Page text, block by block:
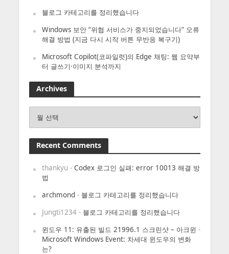
블로그 카테고리를 정리했습니다
Windows 보안 “위협 서비스가 중지되었습니다” 오류
해결 방법 (지금 다시 시작 버튼 무반응 복구기)
Microsoft Copilot(코파일럿)의 Edge 채팅: 웹 요약부
터 글쓰기·이미지 분석까지
Archives
Recent Comments
thankyu - Codex 로그인 실패: error 10013 해결 방
법
archmond- 블로그 카테고리를 정리했습니다
Jungti1234- 블로그 카테고리를 정리했습니다
윈도우 11: 유출된 빌드 21996.1 스크린샷 – 아크윈 -
Microsoft Windows Event: 차세대 윈도우의 변화
는?